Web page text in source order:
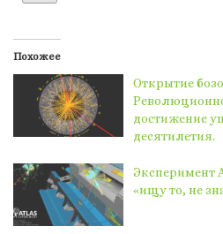
Похожее
Открытие
достижение
десятилетия.
Эксперимент
«ищу то, не